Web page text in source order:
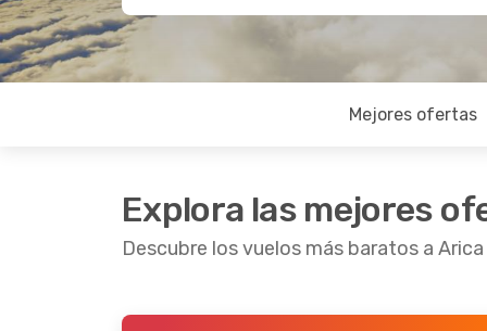
Mejores ofertas
Explora las mejores
Descubre los vuelos más baratos a Arica